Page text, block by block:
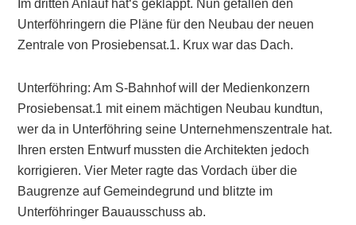
Im dritten Anlauf hat‘s geklappt. Nun gefallen den
Unterföhringern die Pläne für den Neubau der neuen
Zentrale von Prosiebensat.1. Krux war das Dach.
Unterföhring: Am S-Bahnhof will der Medienkonzern
Prosiebensat.1 mit einem mächtigen Neubau kundtun,
wer da in Unterföhring seine Unternehmenszentrale hat.
Ihren ersten Entwurf mussten die Architekten jedoch
korrigieren. Vier Meter ragte das Vordach über die
Baugrenze auf Gemeindegrund und blitzte im
Unterföhringer Bauausschuss ab.